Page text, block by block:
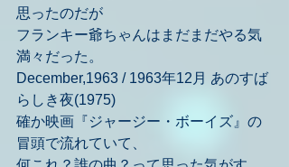
思ったのだが
フランキー爺ちゃんはまだまだやる気
満々だった。
December,1963 / 1963年12月 あのすば
らしき夜(1975)
確か映画『ジャージー・ボーイズ』の
冒頭で流れていて、